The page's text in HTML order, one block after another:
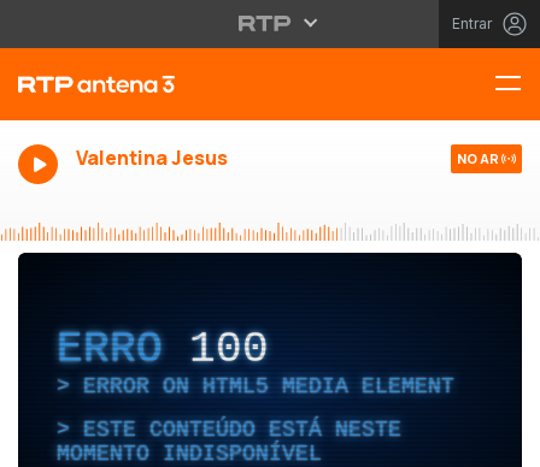
Entrar
Valentina Jesus NO AR
ERRO 100
ERROR ON HTML5 MEDIA ELEMENT
ESTE CONTEÚDO ESTÁ NESTE
MOMENTO INDISPONÍVEL